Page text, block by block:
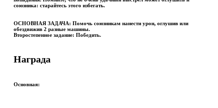
союзника: старайтесь этого избегать.
ОСНОВНАЯ ЗАДАЧА: Помочь союзникам нанести урон, оглушив или
обездвижив 2 разные машины.
Второстепенное задание: Победить.
Награда
Основная: